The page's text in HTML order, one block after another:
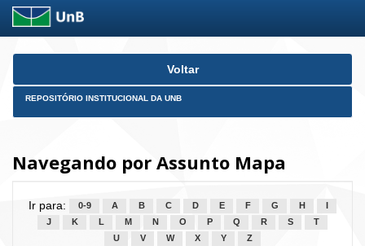
Skip
Voltar
REPOSITÓRIO INSTITUCIONAL DA UNB
Navegando por Assunto Mapa
Ir para: 0-9 A B C D E F G H
J
K L M N O P Q R S
T
U
V W X Y Z